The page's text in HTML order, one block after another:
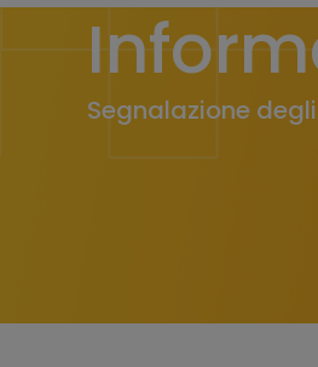
Segnalazione